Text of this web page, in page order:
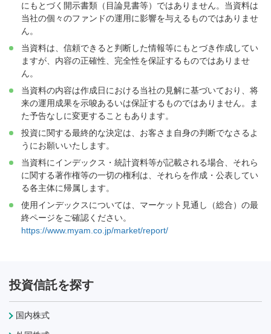
にもとづく開示書類（目論見書等）ではありません。当資料は
当社の個々のファンドの運用に影響を与えるものではありませ
ん。
当資料は、信頼できると判断した情報等にもとづき作成してい
ますが、内容の正確性、完全性を保証するものではありませ
ん。
当資料の内容は作成日における当社の見解に基づいており、将
来の運用成果を示唆あるいは保証するものではありません。ま
た予告なしに変更することもあります。
投資に関する最終的な決定は、お客さま自身の判断でなさるよ
うにお願いいたします。
当資料にインデックス・統計資料等が記載される場合、それら
に関する著作権等の一切の権利は、それらを作成・公表してい
る各主体に帰属します。
使用インデックスについては、マーケット見通し（総合）の最
終ページをご確認ください。
https://www.myam.co.jp/market/report/
投資信託を探す
国内株式